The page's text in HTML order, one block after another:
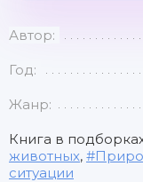
Автор:
Год:
Жанр:
Книга в
животных,
ситуации